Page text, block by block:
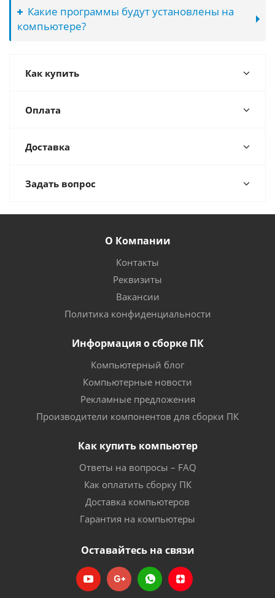
Какие программы будут установлены на
компьютере?
Как купить
Оплата
Доставка
Задать вопрос
О Компании
Контакты
Реквизиты
Вакансии
Политика конфиденциальности
Информация о сборке ПК
Компьютерный блог
Компьютерные новости
Рекламные предложения
Производители компонентов для сборки ПК
Как купить компьютер
Ответы на вопросы – FAQ
Как оплатить сборку ПК
Доставка компьютеров
Гарантия на компьютеры
Оставайтесь на связи